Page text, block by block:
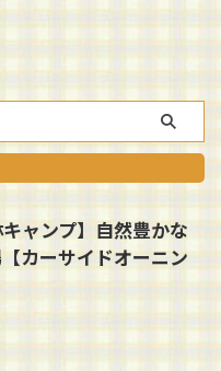
キャンプ】自然豊かな
カーサイドオーニン